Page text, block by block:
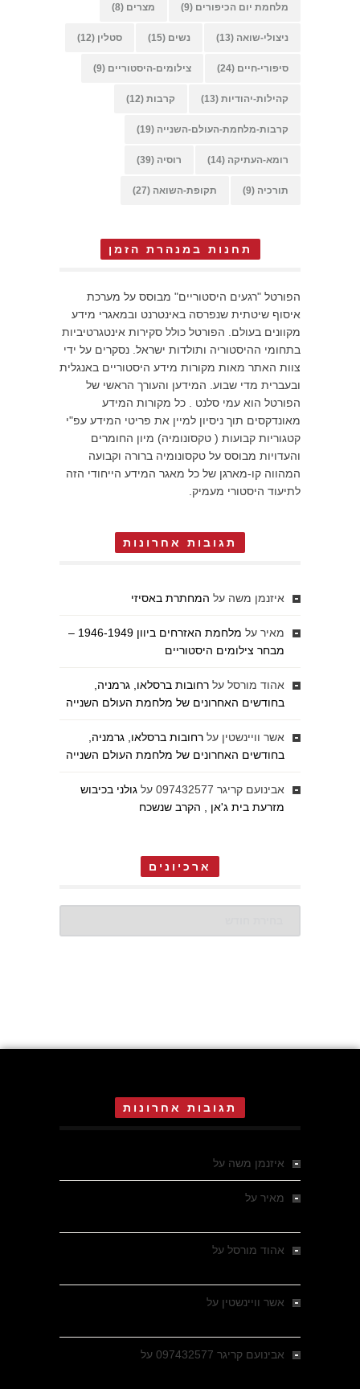
מלחמת יום הכיפורים (9) מצרים (8)
ניצולי-שואה (13) נשים (15) סטלין (12)
סיפורי-חיים (24) צילומים-היסטוריים (9)
קהילות-יהודיות (13) קרבות (12)
קרבות-מלחמת-העולם-השנייה (19)
רומא-העתיקה (14) רוסיה (39)
תורכיה (9) תקופת-השואה (27)
תחנות במנהרת הזמן
הפורטל "רגעים היסטוריים" מבוסס על מערכת
איסוף שיטתית שנפרסה באינטרנט ובמאגרי מידע
מקוונים בעולם. הפורטל כולל סקירות אינטגרטיביות
בתחומי ההיסטוריה ותולדות ישראל. נסקרים על ידי
צוות האתר מאות מקורות מידע היסטוריים באנגלית
ובעברית מדי שבוע. המידען והעורך הראשי של
הפורטל הוא עמי סלנט . כל מקורות המידע
מאונדקסים תוך ניסיון למיין את פריטי המידע עפ"י
קטגוריות קבועות ( טקסונומיה) מיון החומרים
והעדויות מבוסס על טקסונומיה ברורה וקבועה
המהווה קו-מארגן של כל מאגר המידע הייחודי הזה
לתיעוד היסטורי מעמיק.
תגובות אחרונות
איזנמן משה על המחתרת באסיזי
מאיר על
מלחמת האזרחים ביוון 1946-1949 –
מבחר צילומים היסטוריים
אהוד מורסל על רחובות ברסלאו, גרמניה,
בחודשים האחרונים של מלחמת העולם השנייה
אשר וויינשטין על רחובות ברסלאו, גרמניה,
בחודשים האחרונים של מלחמת העולם השנייה
אבינועם קריגר 097432577 על גולני בכיבוש
מזרעת בית ג'אן , הקרב שנשכח
ארכיונים
תגובות אחרונות
איזנמן משה על
מאיר על
אהוד מורסל על
אשר וויינשטין על
אבינועם קריגר 097432577 על